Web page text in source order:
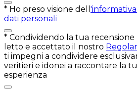
* Ho preso visione dell
dati personali
* Condividendo la tua recensione
letto e accettato il nostro
ti impegni a condividere
veritieri e idonei a raccontare la
esperienza